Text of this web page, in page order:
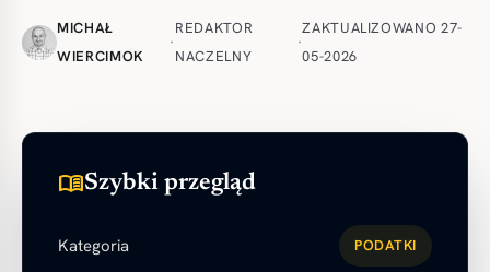
MICHAŁ
WIERCIMOK
·
REDAKTOR
NACZELNY
·
ZAKTUALIZOWANO 27-
05-2026
menu_bookSzybki przegląd
Kategoria PODATKI